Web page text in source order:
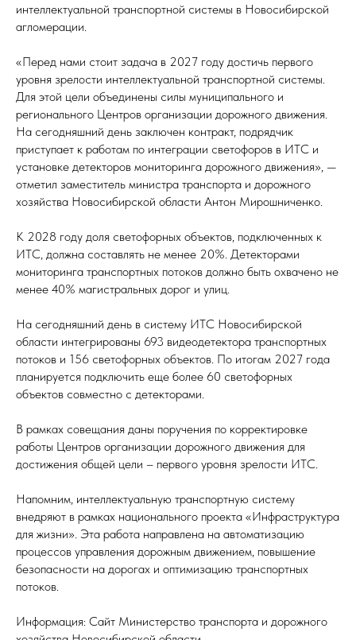
интеллектуальной транспортной системы в Новосибирской
агломерации.
«Перед нами стоит задача в 2027 году достичь первого
уровня зрелости интеллектуальной транспортной системы.
Для этой цели объединены силы муниципального и
регионального Центров организации дорожного движения.
На сегодняшний день заключен контракт, подрядчик
приступает к работам по интеграции светофоров в ИТС и
установке детекторов мониторинга дорожного движения», —
отметил заместитель министра транспорта и дорожного
хозяйства Новосибирской области Антон Мирошниченко.
К 2028 году доля светофорных объектов, подключенных к
ИТС, должна составлять не менее 20%. Детекторами
мониторинга транспортных потоков должно быть охвачено не
менее 40% магистральных дорог и улиц.
На сегодняшний день в систему ИТС Новосибирской
области интегрированы 693 видеодетектора транспортных
потоков и 156 светофорных объектов. По итогам 2027 года
планируется подключить еще более 60 светофорных
объектов совместно с детекторами.
В рамках совещания даны поручения по корректировке
работы Центров организации дорожного движения для
достижения общей цели – первого уровня зрелости ИТС.
Напомним, интеллектуальную транспортную систему
внедряют в рамках национального проекта «Инфраструктура
для жизни». Эта работа направлена на автоматизацию
процессов управления дорожным движением, повышение
безопасности на дорогах и оптимизацию транспортных
потоков.
Информация: Сайт Министерство транспорта и дорожного